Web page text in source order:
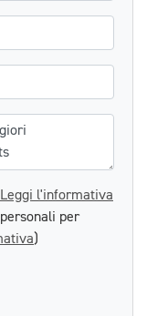
Leggi l'informativa
per
)